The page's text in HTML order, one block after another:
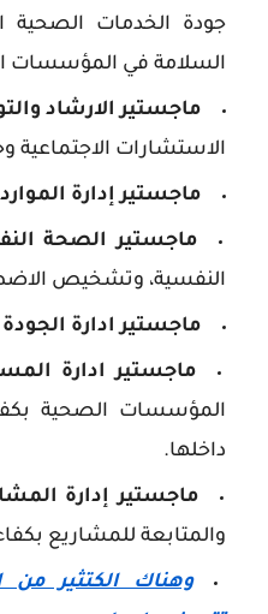
جودة الخدمات الصحية
السلامة في المؤسسات
ماجستير الارشاد
الاستشارات الاجتماعية
ماجستير إدارة
ماجستير الصحة
النفسية، وتشخيص
ماجستير ادارة
ماجستير ادارة
المؤسسات الصحية
داخلها.
ماجستير إدارة
والمتابعة للمشاريع
وهناك الكتثير